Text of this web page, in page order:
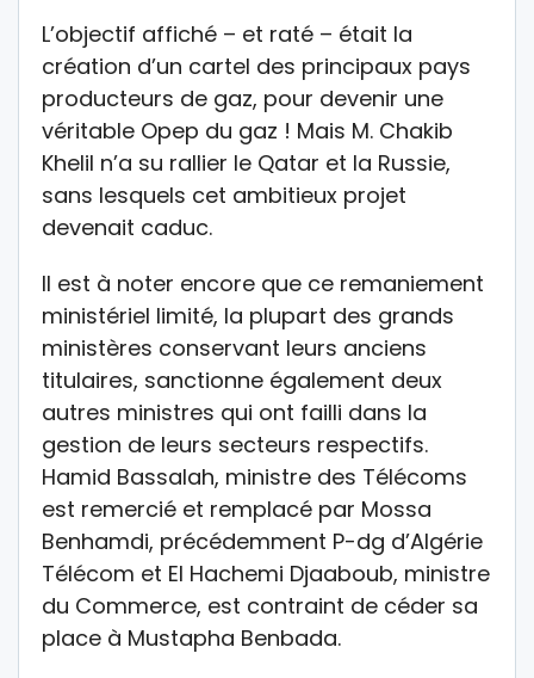
L’objectif affiché – et raté – était la
création d’un cartel des principaux pays
producteurs de gaz, pour devenir une
véritable Opep du gaz ! Mais M. Chakib
Khelil n’a su rallier le Qatar et la Russie,
sans lesquels cet ambitieux projet
devenait caduc.
Il est à noter encore que ce remaniement
ministériel limité, la plupart des grands
ministères conservant leurs anciens
titulaires, sanctionne également deux
autres ministres qui ont failli dans la
gestion de leurs secteurs respectifs.
Hamid Bassalah, ministre des Télécoms
est remercié et remplacé par Mossa
Benhamdi, précédemment P-dg d’Algérie
Télécom et El Hachemi Djaaboub, ministre
du Commerce, est contraint de céder sa
place à Mustapha Benbada.